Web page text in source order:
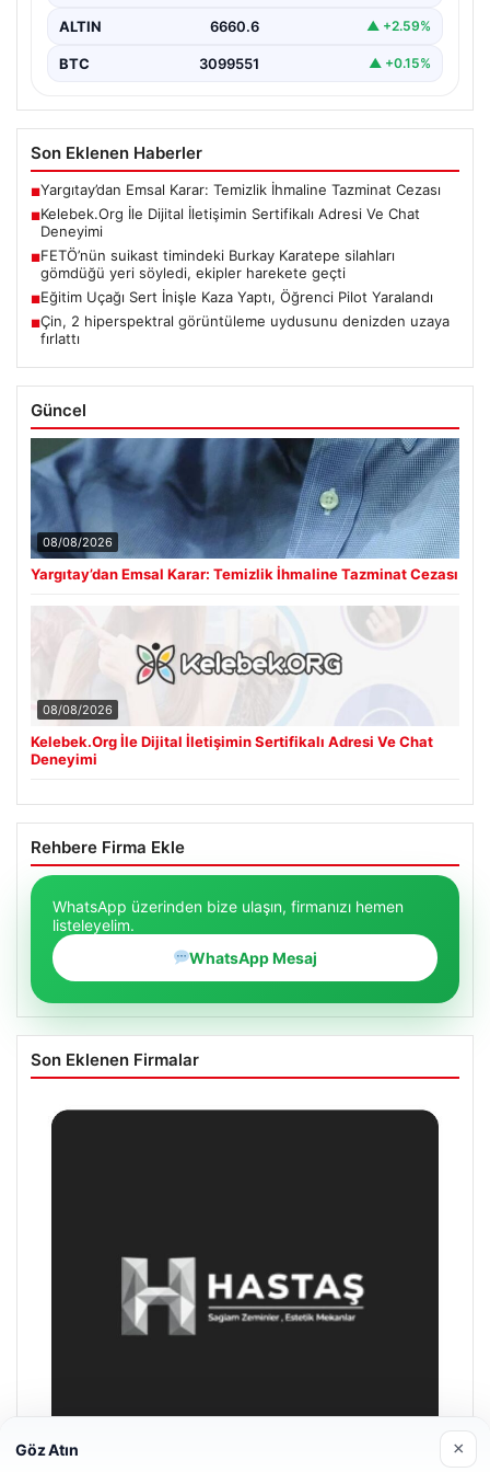
ALTIN 6660.6 ▲ +2.59%
BTC 3099551 ▲ +0.15%
Son Eklenen Haberler
■Yargıtay’dan Emsal Karar: Temizlik İhmaline Tazminat Cezası
■Kelebek.Org İle Dijital İletişimin Sertifikalı Adresi Ve Chat
Deneyimi
■FETÖ’nün suikast timindeki Burkay Karatepe silahları
gömdüğü yeri söyledi, ekipler harekete geçti
■Eğitim Uçağı Sert İnişle Kaza Yaptı, Öğrenci Pilot Yaralandı
■Çin, 2 hiperspektral görüntüleme uydusunu denizden uzaya
fırlattı
Güncel
08/08/2026
Yargıtay’dan Emsal Karar: Temizlik İhmaline Tazminat Cezası
08/08/2026
Kelebek.Org İle Dijital İletişimin Sertifikalı Adresi Ve Chat
Deneyimi
Rehbere Firma Ekle
WhatsApp üzerinden bize ulaşın, firmanızı hemen
listeleyelim.
WhatsApp Mesaj
Son Eklenen Firmalar
Göz Atın ×